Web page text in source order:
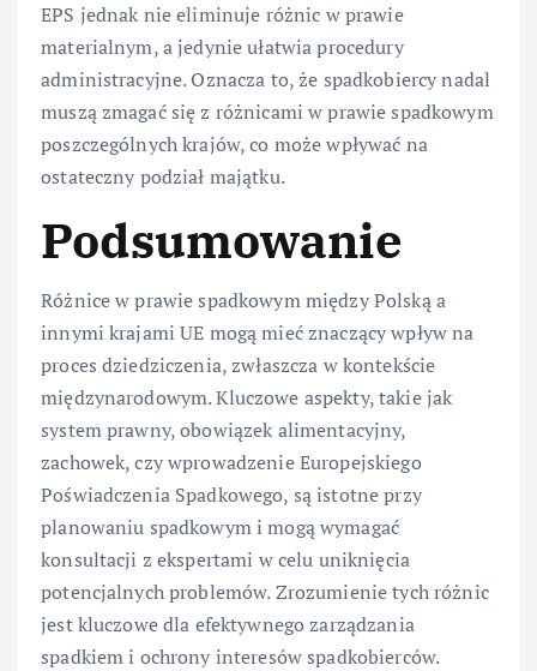
EPS jednak nie eliminuje różnic w prawie
materialnym, a jedynie ułatwia procedury
administracyjne. Oznacza to, że spadkobiercy nadal
muszą zmagać się z różnicami w prawie spadkowym
poszczególnych krajów, co może wpływać na
ostateczny podział majątku.
Podsumowanie
Różnice w prawie spadkowym między Polską a
innymi krajami UE mogą mieć znaczący wpływ na
proces dziedziczenia, zwłaszcza w kontekście
międzynarodowym. Kluczowe aspekty, takie jak
system prawny, obowiązek alimentacyjny,
zachowek, czy wprowadzenie Europejskiego
Poświadczenia Spadkowego, są istotne przy
planowaniu spadkowym i mogą wymagać
konsultacji z ekspertami w celu uniknięcia
potencjalnych problemów. Zrozumienie tych różnic
jest kluczowe dla efektywnego zarządzania
spadkiem i ochrony interesów spadkobierców.